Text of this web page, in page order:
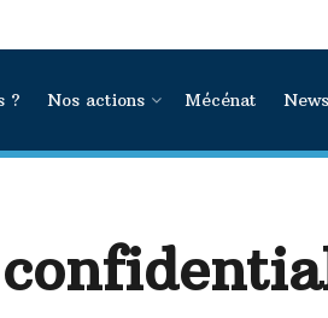
? Nos actions Mécénat